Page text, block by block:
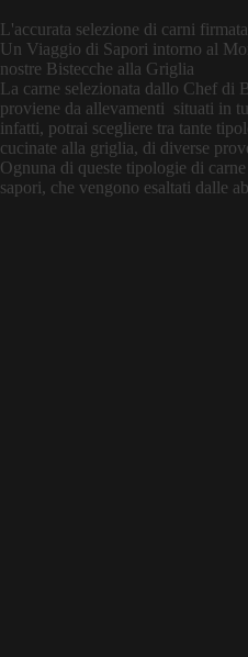
L'accurata selezione di carni
Un Viaggio di Sapori intorno al
nostre Bistecche alla Griglia
La carne selezionata dallo Chef di
proviene da allevamenti situati in
infatti, potrai scegliere tra tante
cucinate alla griglia, di diverse
Ognuna di queste tipologie di
sapori, che vengono esaltati dalle